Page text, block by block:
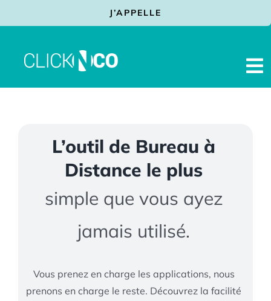
au
J’APPELLE
Actualités
L’outil de Bureau à
Distance le plus
simple que vous ayez
jamais utilisé.
Vous prenez en charge les applications, nous
prenons en charge le reste. Découvrez la facilité